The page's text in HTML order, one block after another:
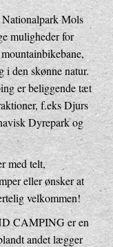
Mols
muligheder for
i den skønne natur.
er beliggende tæt
f.eks Djurs
Dyrepark og
med telt,
eller ønsker at
velkommen!
CAMPING er en
andet lægger